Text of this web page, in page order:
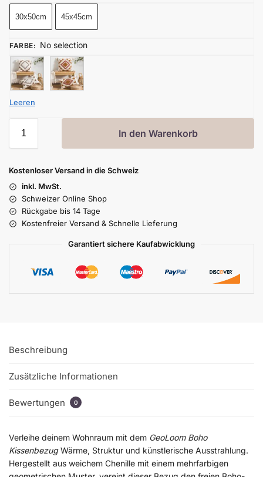
30x50cm 45x45cm
FARBE: No selection
Leeren
In den Warenkorb
Kostenloser Versand in die Schweiz
inkl. MwSt.
Schweizer Online Shop
Rückgabe bis 14 Tage
Kostenfreier Versand & Schnelle Lieferung
Garantiert sichere Kaufabwicklung
Beschreibung
Zusätzliche Informationen
Bewertungen 0
Verleihe deinem Wohnraum mit dem GeoLoom Boho
KissenbezugWärme, Struktur und künstlerische Ausstrahlung.
Hergestellt aus weichem Chenille mit einem mehrfarbigen